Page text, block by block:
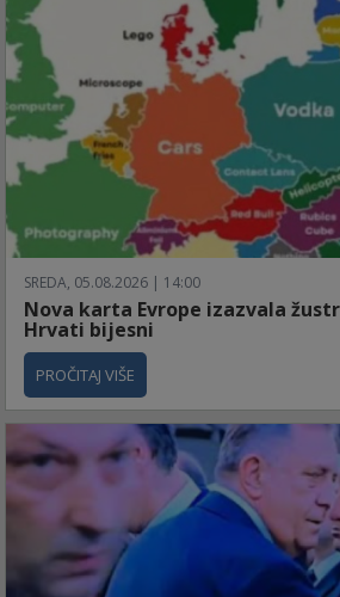
SREDA, 05.08.2026 | 14:00
Nova karta Evrope izazvala
Hrvati bijesni
PROČITAJ VIŠE